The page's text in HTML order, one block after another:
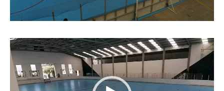
Reproductor
de
vídeo